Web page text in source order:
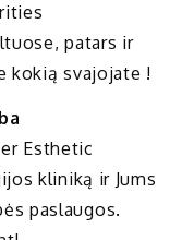
patars ir
kokią svajojate !
Esthetic
kliniką ir Jums
paslaugos.